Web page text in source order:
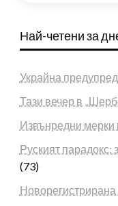
Най-четени за
Украйна
Тази вечер в
Извънредни
Руският
(73)